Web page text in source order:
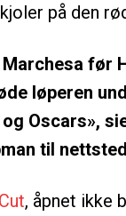
på den
før
løperen
Oscars»,
til
, åpnet ikke